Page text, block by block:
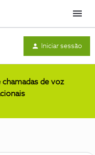
Menu
Iniciar sessão
de voz